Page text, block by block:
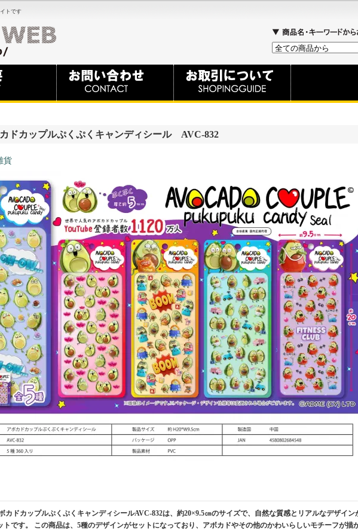
トです
ドカップルぷくぷくキャンディシール AVC-832
貨
カドカップルぷくぷくキャンディシールAVC-832は、約20×9.5㎝のサイズで、自然な質感とリアルなデザイン
トです。 この商品は、5種のデザインがセットになっており、アボカドやその他のかわいらしいモチーフが描